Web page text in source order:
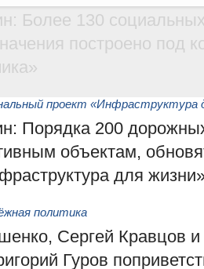
Более 130
построено под
проект «Инфраструктура
Порядка 200
объектам,
для
политика
Сергей Кравцов и
Гуров